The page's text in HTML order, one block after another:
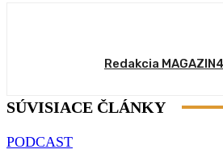
Redakcia
SÚVISIACE ČLÁNKY
PODCAST